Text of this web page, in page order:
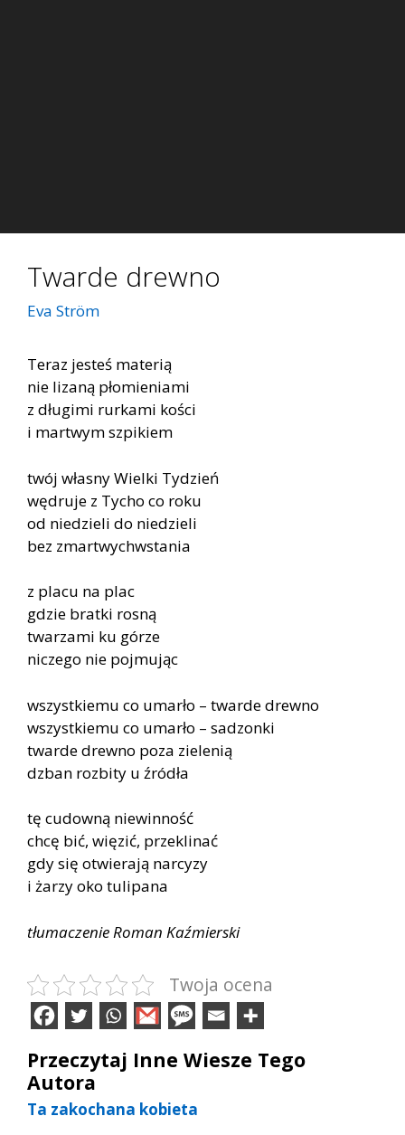
Twarde drewno
Eva Ström
Teraz jesteś materią
nie lizaną płomieniami
z długimi rurkami kości
i martwym szpikiem
twój własny Wielki Tydzień
wędruje z Tycho co roku
od niedzieli do niedzieli
bez zmartwychwstania
z placu na plac
gdzie bratki rosną
twarzami ku górze
niczego nie pojmując
wszystkiemu co umarło – twarde drewno
wszystkiemu co umarło – sadzonki
twarde drewno poza zielenią
dzban rozbity u źródła
tę cudowną niewinność
chcę bić, więzić, przeklinać
gdy się otwierają narcyzy
i żarzy oko tulipana
tłumaczenie Roman Kaźmierski
Twoja ocena
Przeczytaj Inne Wiesze Tego
Autora
Ta zakochana kobieta